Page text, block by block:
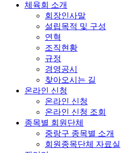
체육회 소개
회장인사말
설립목적 및 구성
연혁
조직현황
규정
경영공시
찾아오시는 길
온라인 신청
온라인 신청
온라인 신청 조회
종목별 회원단체
중랑구 종목별 소개
회원종목단체 자료실